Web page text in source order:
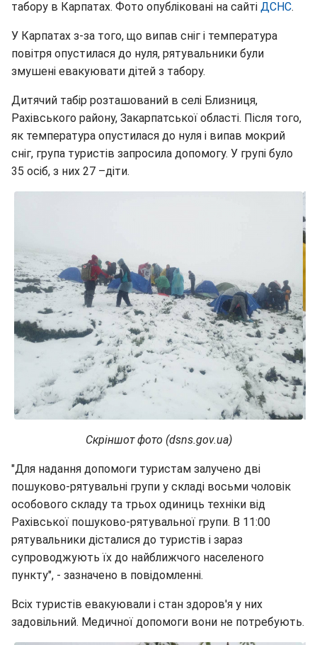
табору в Карпатах. Фото опубліковані на сайті ДСНС.
У Карпатах з-за того, що випав сніг і температура
повітря опустилася до нуля, рятувальники були
змушені евакуювати дітей з табору.
Дитячий табір розташований в селі Близниця,
Рахівського району, Закарпатської області. Після того,
як температура опустилася до нуля і випав мокрий
сніг, група туристів запросила допомогу. У групі було
35 осіб, з них 27 –діти.
Скріншот фото (dsns.gov.ua)
"Для надання допомоги туристам залучено дві
пошуково-рятувальні групи у складі восьми чоловік
особового складу та трьох одиниць техніки від
Рахівської пошуково-рятувальної групи. В 11:00
рятувальники дісталися до туристів і зараз
супроводжують їх до найближчого населеного
пункту", - зазначено в повідомленні.
Всіх туристів евакуювали і стан здоров'я у них
задовільний. Медичної допомоги вони не потребують.